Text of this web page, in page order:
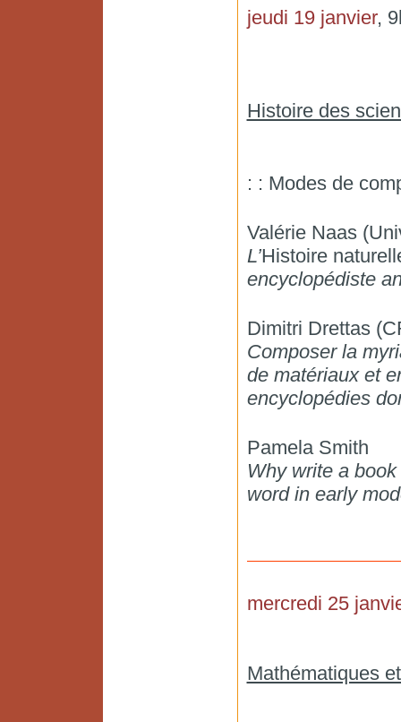
jeudi 19 janvier,
Histoire des
: : Modes de
Valérie Naas
L’Histoire
encyclopédiste
Dimitri Drettas
Composer la
de matériaux et
encyclopédies
Pamela Smith
Why write a
word in early
mercredi 25
Mathématiques